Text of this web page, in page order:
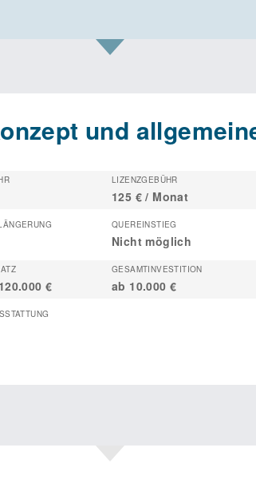
und
LIZENZGEBÜHR
125 € / Monat
QUEREINSTIEG
Nicht möglich
€
GESAMTINVESTITION
ab 10.000 €